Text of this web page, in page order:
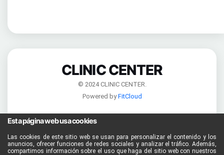
CLINIC CENTER
© 2024 CLINIC CENTER.
Powered byFitCloud
Esta página web usa cookies
Las cookies de este sitio web se usan para personalizar el contenido y los
anuncios, ofrecer funciones de redes sociales y analizar el tráfico. Además,
compartimos información sobre el uso que haga del sitio web con nuestros